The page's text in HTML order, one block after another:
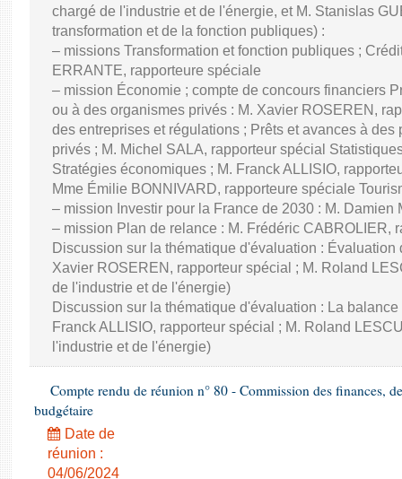
chargé de l'industrie et de l'énergie, et M. Stanislas
transformation et de la fonction publiques) :
– missions Transformation et fonction publiques ;
ERRANTE, rapporteure spéciale
– mission Économie ; compte de concours financiers
ou à des organismes privés : M. Xavier ROSEREN,
des entreprises et régulations ; Prêts et avances à
privés ; M. Michel SALA, rapporteur spécial
Stratégies économiques ; M. Franck ALLISIO,
Mme Émilie BONNIVARD, rapporteure spéciale
– mission Investir pour la France de 2030 : M. Damien
– mission Plan de relance : M. Frédéric CABROLIER,
Discussion sur la thématique d'évaluation :
Xavier ROSEREN, rapporteur spécial ; M. Roland
de l'industrie et de l'énergie)
Discussion sur la thématique d'évaluation : La
Franck ALLISIO, rapporteur spécial ; M. Roland
l'industrie et de l'énergie)
Compte rendu de réunion n° 80 - Commission des finances,
budgétaire
Date de
réunion :
04/06/2024